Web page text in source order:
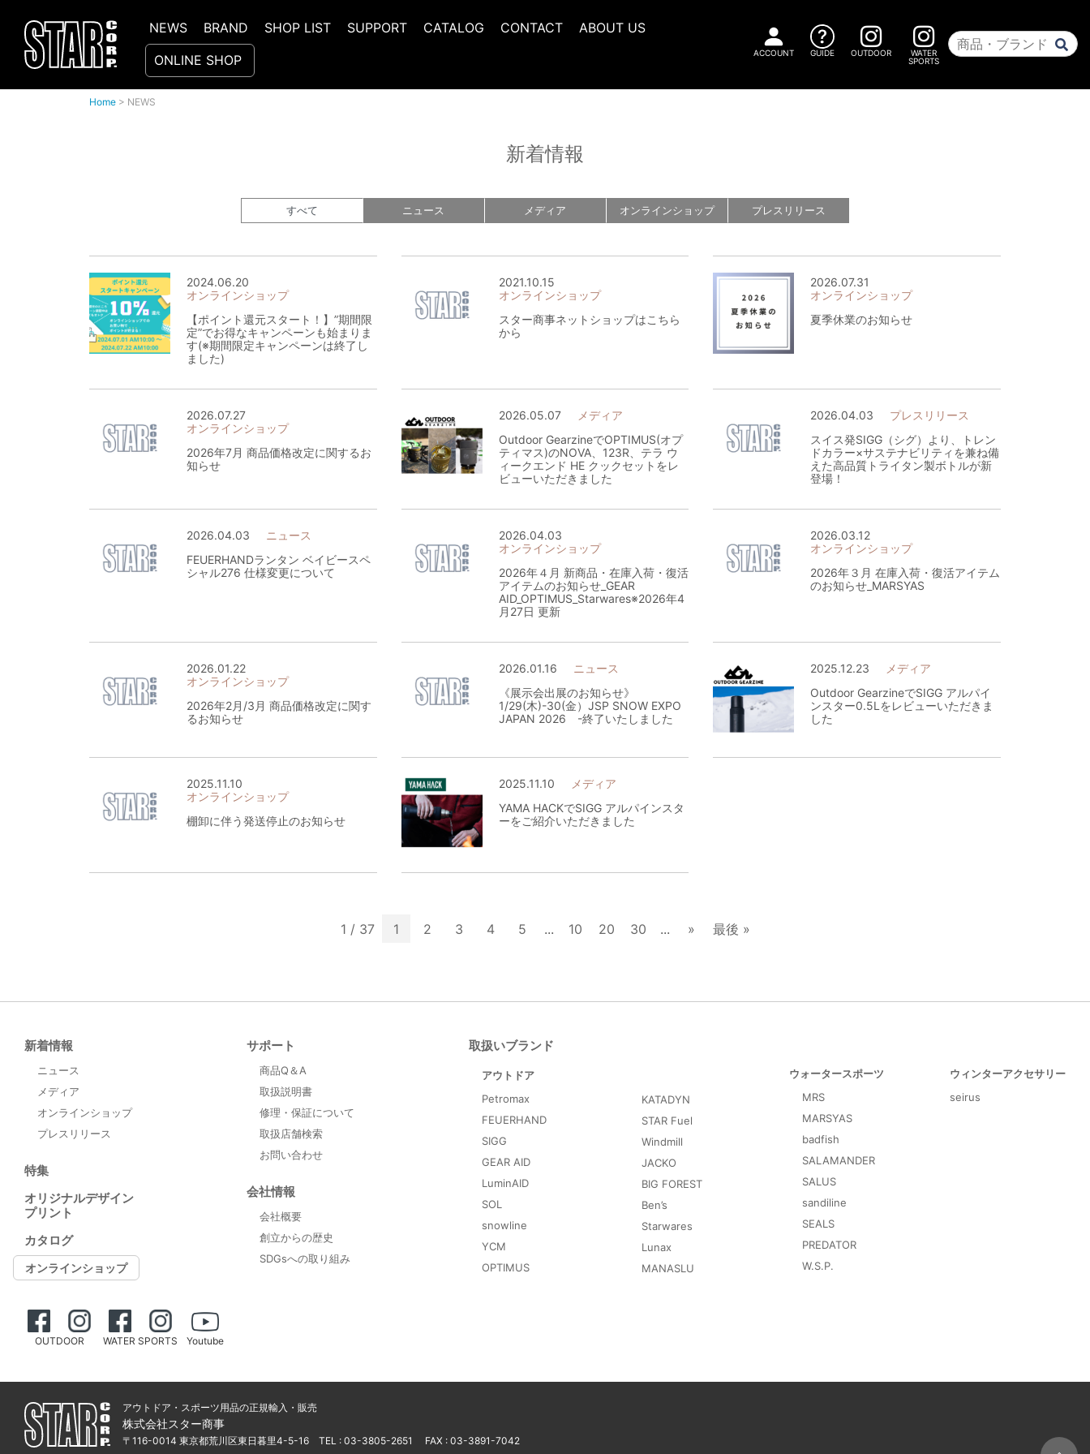
NEWS BRAND SHOP LIST SUPPORT CATALOG CONTACT
ABOUT US
ONLINE SHOP
ACCOUNT GUIDE OUTDOOR
WATER
SPORTS
Home > NEWS
新着情報
すべて ニュース メディア オンラインショップ プレス リリース
2024.06.20
オンラインショップ
【ポイント還元スタート！】”期間限
定”でお得なキャンペーンも始まりま
す(※期間限定キャンペーンは終了し
ました)
2021.10.15
オンラインショップ
スター商事ネットショップはこちら
から
2026.07.31
オンラインショップ
夏季休業のお知らせ
2026.07.27
オンラインショップ
2026年7月 商品価格改定に関するお
知らせ
2026.05.07
メディア
Outdoor GearzineでOPTIMUS(オプ
ティマス)のNOVA、123R、テラ ウ
ィークエンド HE クックセットをレ
ビューいただきました
2026.04.03
プレスリリース
スイス発SIGG（シグ）より、トレン
ドカラー×サステナビリティを兼ね備
えた高品質トライタン製ボトルが新
登場！
2026.04.03
ニュース
FEUERHANDランタン ベイビースペ
シャル276 仕様変更について
2026.04.03
オンラインショップ
2026年４月 新商品・在庫入荷・復活
アイテムのお知らせ_GEAR
AID_OPTIMUS_Starwares※2026年4
月27日 更新
2026.03.12
オンラインショップ
2026年３月 在庫入荷・復活アイテム
のお知らせ_MARSYAS
2026.01.22
オンラインショップ
2026年2月/3月 商品価格改定に関す
るお知らせ
2026.01.16
ニュース
《展示会出展のお知らせ》
1/29(木)-30(金）JSP SNOW EXPO
JAPAN 2026 -終了いたしました
2025.12.23
メディア
Outdoor GearzineでSIGG アルパイ
ンスター0.5Lをレビューいただきま
した
2025.11.10
オンラインショップ
棚卸に伴う発送停止のお知らせ
2025.11.10
メディア
YAMA HACKでSIGG アルパインスタ
ーをご紹介いただきました
1 / 37 1 2 3 4 5 ... 10 20 30 ... » 最後 »
新着情報
ニュース
メディア
オンラインショップ
プレスリリース
特集
オリジナルデザイン
プリント
カタログ
オンラインショップ
サポート
商品Q＆A
取扱説明書
修理・保証について
取扱店舗検索
お問い合わせ
会社情報
会社概要
創立からの歴史
SDGsへの取り組み
OUTDOOR WATER SPORTS Youtube
取扱いブランド
アウトドア
Petromax
FEUERHAND
SIGG
GEAR AID
LuminAID
SOL
snowline
YCM
OPTIMUS
KATADYN
STAR Fuel
Windmill
JACKO
BIG FOREST
Ben’s
Starwares
Lunax
MANASLU
ウォータースポーツ
MRS
MARSYAS
badfish
SALAMANDER
SALUS
sandiline
SEALS
PREDATOR
W.S.P.
ウィンターアクセサリー
seirus
アウトドア・スポーツ用品の正規輸入・販売
株式会社スター商事
〒116-0014 東京都荒川区東日暮里4-5-16 TEL : 03-3805-2651 FAX : 03-3891-7042